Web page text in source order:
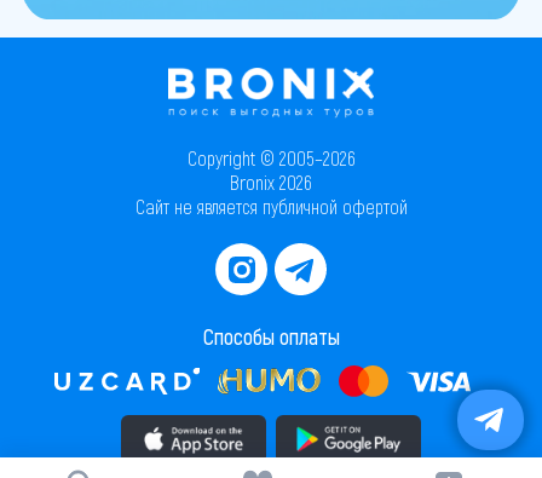
Copyright © 2005–2026
Bronix 2026
Сайт не является публичной офертой
Способы оплаты
Скачать приложение в AppStore Скачать приложение в PlayMarket